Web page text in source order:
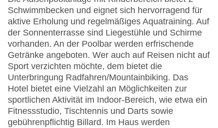
Schwimmbecken und eignet sich hervorragend für
aktive Erholung und regelmäßiges Aquatraining. Auf
der Sonnenterrasse sind Liegestühle und Schirme
vorhanden. An der Poolbar werden erfrischende
Getränke angeboten. Wer auch auf Reisen nicht auf
Sport verzichten möchte, dem bietet die
Unterbringung Radfahren/Mountainbiking. Das
Hotel bietet eine Vielzahl an Möglichkeiten zur
sportlichen Aktivität im Indoor-Bereich, wie etwa ein
Fitnessstudio, Tischtennis und Darts sowie
gebührenpflichtig Billard. Im Haus werden